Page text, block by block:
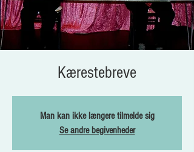
Kærestebreve
Man kan ikke længere tilmelde sig
Se andre begivenheder